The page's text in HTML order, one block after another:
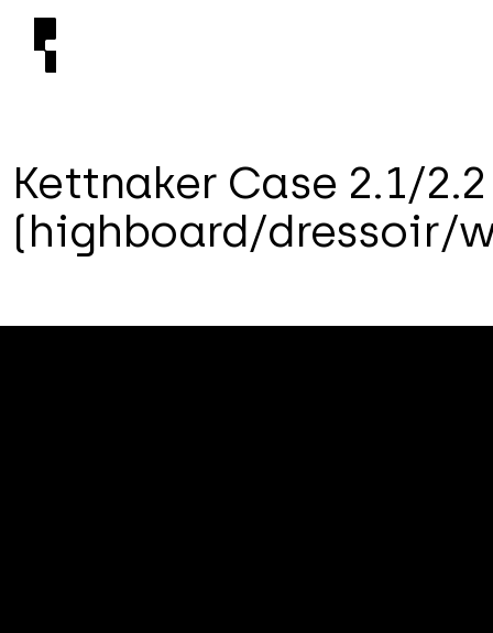
Kettnaker Case 2.1/2.2
(highboard/dressoir/